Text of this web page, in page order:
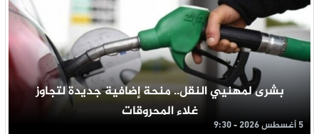
بشرى لمهنيي النقل.. منحة إضافية جديدة لتجاوز
غلاء المحروقات
5 أغسطس 2026 - 9:30